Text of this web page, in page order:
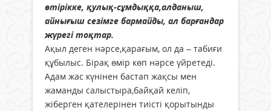
өтірікке, қулық-сұмдыққа,алданыш,
айнығыш сезімге бармайды, ал барғандар
жүрегі тоқтар.
Ақыл деген нәрсе,қарағым, ол да – табиғи
құбылыс. Бірақ өмір көп нәрсе үйретеді.
Адам жас күнінен бастап жақсы мен
жаманды салыстыра,байқай келіп,
жіберген қателерінен тиісті қорытынды